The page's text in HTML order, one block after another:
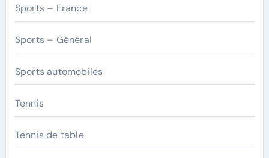
Sports – France
Sports – Général
Sports automobiles
Tennis
Tennis de table